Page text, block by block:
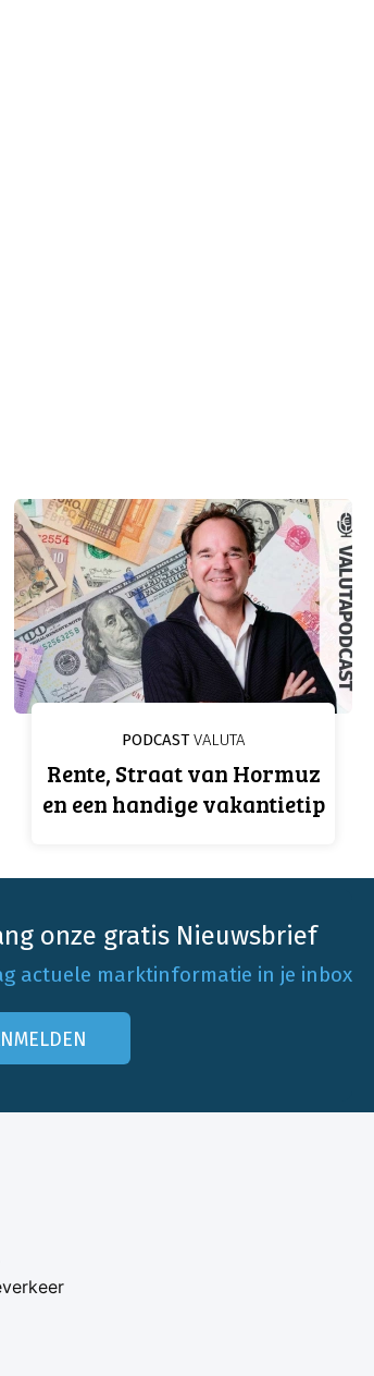
PODCASTVALUTA
Rente, Straat van Hormuz
en een handige vakantietip
onze gratis Nieuwsbrief
actuele marktinformatie in je inbox
Adverteren